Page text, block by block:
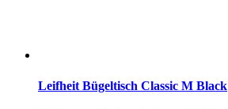
Leifheit Bügeltisch Classic M Black